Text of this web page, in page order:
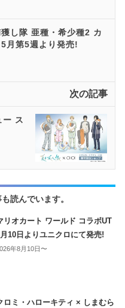
し隊 亜種・希少種2 カ
月第5週より発売!
次の記事
ー ス
読んでいます。
リオカート ワールド コラボUT
10日よりユニクロにて発売!
年8月10日〜
ロミ・ハローキティ × しまむら